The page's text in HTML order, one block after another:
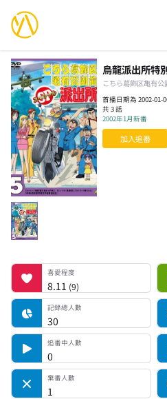
YourAnimes 你的動畫
烏龍派出所特
こちら葛飾区亀有公
首播日期為 2002-01-
共 3 話
2002年1月新番
加入追番
喜愛程度喜愛程度
8.11 (9)
平台累積觀看次數
記錄總人數
記錄總人數
30
完食人數
追番中人數
追番中人數
0
一時中斷人數
棄番人數
棄番人數
1
計劃觀看人數